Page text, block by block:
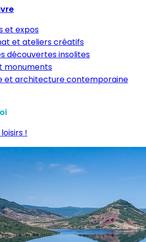
et expos
et ateliers créatifs
découvertes insolites
monuments
et architecture contemporaine
!